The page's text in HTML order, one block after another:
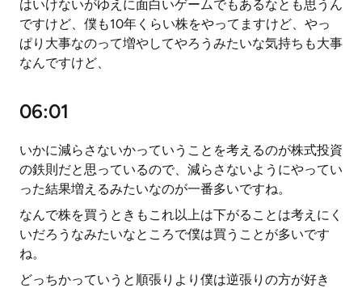
はいけないがゆえに面白いゲームでもあるなとも思うん
ですけど、僕も10年くらい株をやってますけど、やっ
ぱり大事なのって増やしてやろうみたいな気持ちも大事
なんですけど、
06:01
いかに減らさないかっていうことを考えるのが株式投資
の鉄則だと思っているので、減らさないようにやってい
った結果増えるみたいなのが一番多いですね。
なんで株を買うときもこれ以上は下がることは考えにく
いだろうなみたいなところで僕は買うことが多いです
ね。
どっちかっていうと順張りより僕は逆張りの方が好き